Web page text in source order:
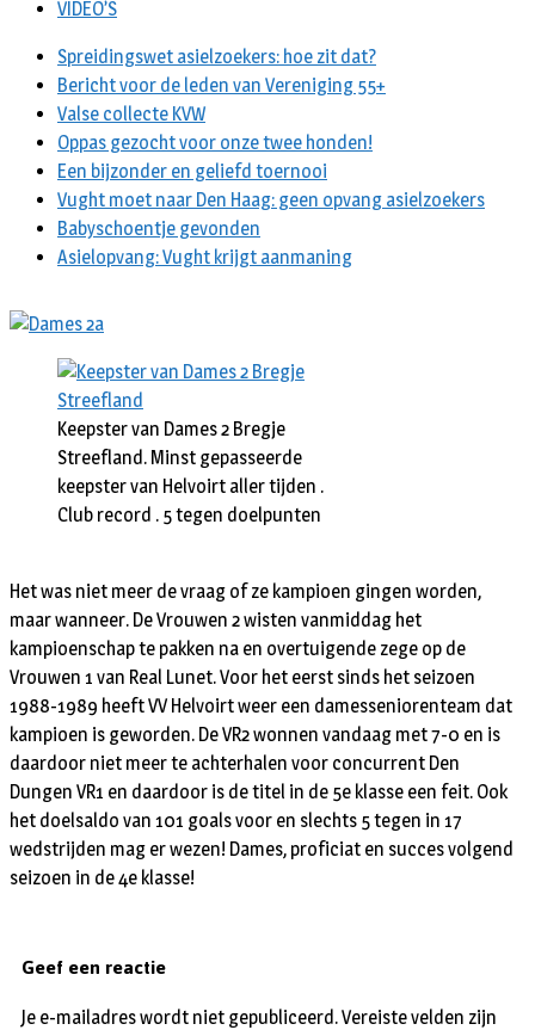
VIDEO’S
Spreidingswet asielzoekers: hoe zit dat?
Bericht voor de leden van Vereniging 55+
Valse collecte KVW
Oppas gezocht voor onze twee honden!
Een bijzonder en geliefd toernooi
Vught moet naar Den Haag: geen opvang asielzoekers
Babyschoentje gevonden
Asielopvang: Vught krijgt aanmaning
Keepster van Dames 2 Bregje
Streefland. Minst gepasseerde
keepster van Helvoirt aller tijden .
Club record . 5 tegen doelpunten
Het was niet meer de vraag of ze kampioen gingen worden,
maar wanneer. De Vrouwen 2 wisten vanmiddag het
kampioenschap te pakken na en overtuigende zege op de
Vrouwen 1 van Real Lunet. Voor het eerst sinds het seizoen
1988-1989 heeft VV Helvoirt weer een damesseniorenteam dat
kampioen is geworden. De VR2 wonnen vandaag met 7-0 en is
daardoor niet meer te achterhalen voor concurrent Den
Dungen VR1 en daardoor is de titel in de 5e klasse een feit. Ook
het doelsaldo van 101 goals voor en slechts 5 tegen in 17
wedstrijden mag er wezen! Dames, proficiat en succes volgend
seizoen in de 4e klasse!
Geef een reactie
Je e-mailadres wordt niet gepubliceerd.Vereiste velden zijn